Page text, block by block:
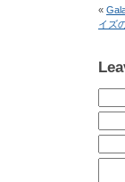
«
イズ